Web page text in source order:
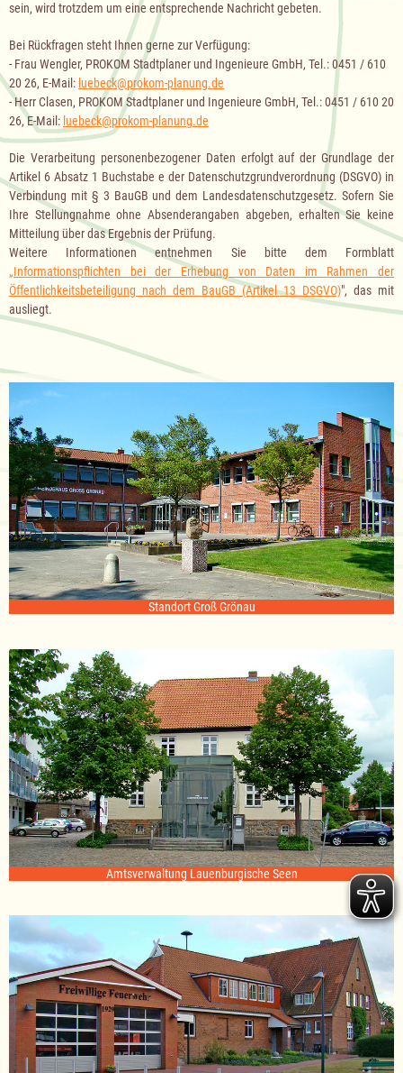
sein, wird trotzdem um eine entsprechende Nachricht gebeten.
Bei Rückfragen steht Ihnen gerne zur Verfügung:
- Frau Wengler, PROKOM Stadtplaner und Ingenieure GmbH, Tel.: 0451 / 610
20 26, E-Mail: luebeck@prokom-planung.de
- Herr Clasen, PROKOM Stadtplaner und Ingenieure GmbH, Tel.: 0451 / 610 20
26, E-Mail: luebeck@prokom-planung.de
Die Verarbeitung personenbezogener Daten erfolgt auf der Grundlage der
Artikel 6 Absatz 1 Buchstabe e der Datenschutzgrundverordnung (DSGVO) in
Verbindung mit § 3 BauGB und dem Landesdatenschutzgesetz. Sofern Sie
Ihre Stellungnahme ohne Absenderangaben abgeben, erhalten Sie keine
Mitteilung über das Ergebnis der Prüfung.
Weitere Informationen entnehmen Sie bitte dem Formblatt
„Informationspflichten bei der Erhebung von Daten im Rahmen der
Öffentlichkeitsbeteiligung nach dem BauGB (Artikel 13 DSGVO)", das mit
ausliegt.
Standort Groß Grönau
Amtsverwaltung Lauenburgische Seen